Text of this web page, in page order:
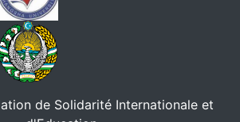
de Solidarité Internationale et